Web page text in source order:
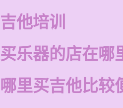
他培训
乐器的店在哪
里买吉他比较